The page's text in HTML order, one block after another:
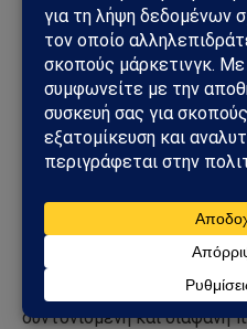
Χιλή παρέχει πρόσθετες
δεν περιορίζεται σε μια
Παρά την έλλειψη
Χιλής, η ύπαρξή του
αντιλήψεις για την
εγείρει σημαντικά
ασφάλεια και την
περισσότερες χώρες και
πραγματικότητα των UAP, η
συντονισμένη και διαφανή